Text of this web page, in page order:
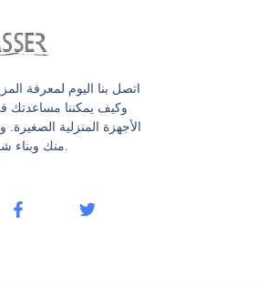
اتصل بنا اليوم لمعرفة
وكيف يمكننا مساعدتك
الأجهزة المنزلية
منك وبناء شراكة دائمة.